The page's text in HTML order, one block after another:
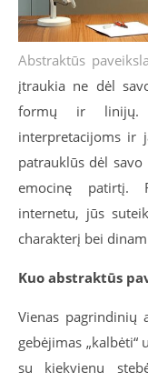
Abstraktūs
įtraukia ne dėl
formų ir linijų.
interpretacijoms ir
patrauklūs dėl
emocinę patirtį.
internetu, jūs
charakterį bei
Kuo abstraktūs
Vienas pagrindinių
gebėjimas
su kiekvienu